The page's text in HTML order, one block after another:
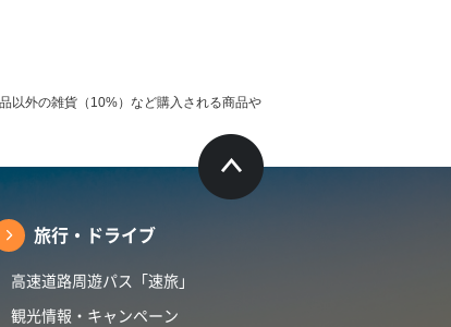
以外の雑貨（10%）など購入される商品や
旅行・ドライブ
高速道路周遊パス「速旅」
観光情報・キャンペーン